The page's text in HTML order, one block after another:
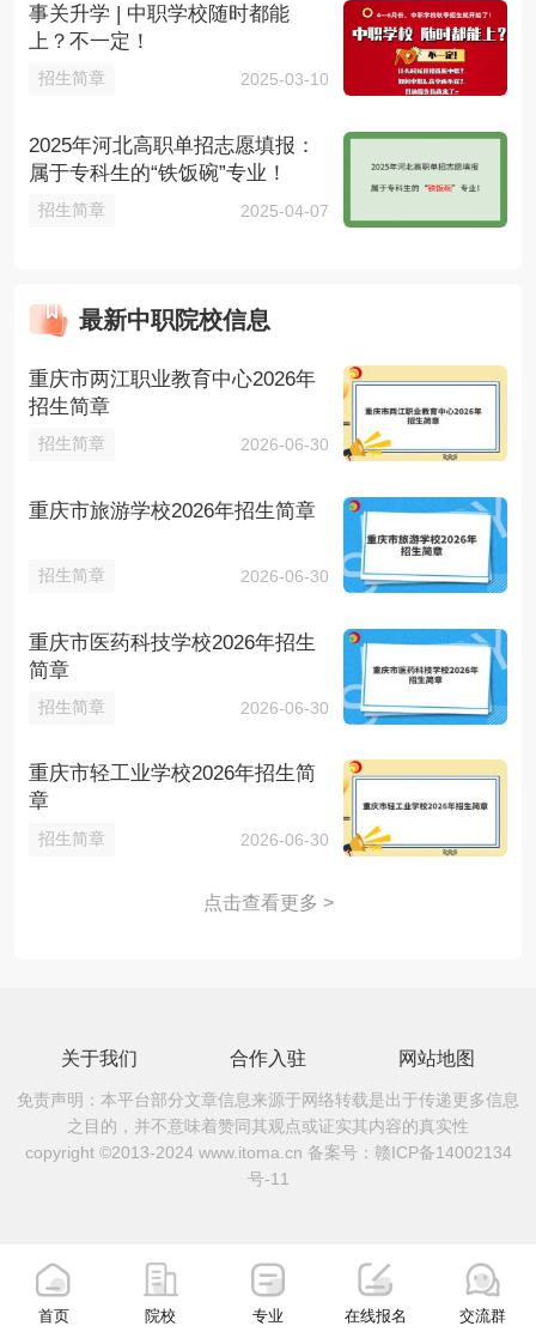
事关升学 | 中职学校随时都能
上？不一定！
招生简章 2025-03-10
2025年河北高职单招志愿填报：
属于专科生的“铁饭碗”专业！
招生简章 2025-04-07
最新中职院校信息
重庆市两江职业教育中心2026年
招生简章
招生简章 2026-06-30
重庆市旅游学校2026年招生简章
招生简章 2026-06-30
重庆市医药科技学校2026年招生
简章
招生简章 2026-06-30
重庆市轻工业学校2026年招生简
章
招生简章 2026-06-30
点击查看更多 >
关于我们 合作入驻 网站地图
免责声明：本平台部分文章信息来源于网络转载是出于传递更多信息
之目的，并不意味着赞同其观点或证实其内容的真实性
copyright ©2013-2024 www.itoma.cn 备案号： 赣ICP备14002134
号-11
首页 院校 专业 在线报名 交流群